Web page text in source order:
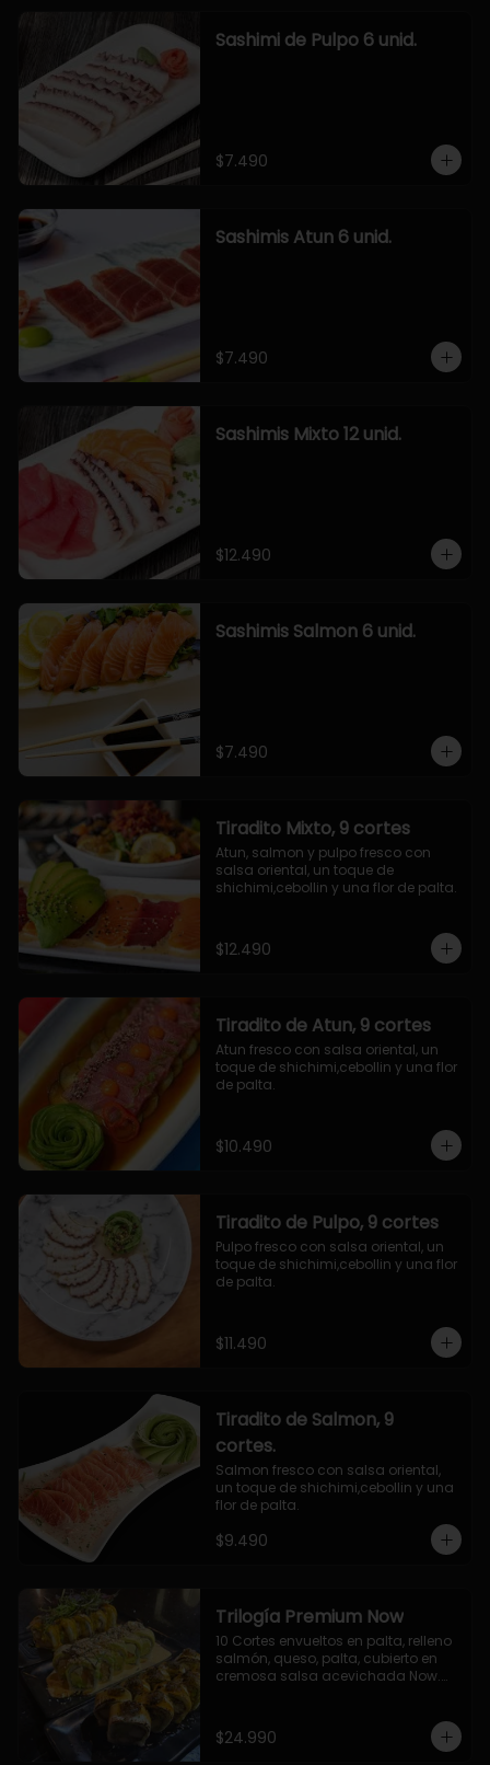
Sashimi de Pulpo 6 unid.
$7.490
Sashimis Atun 6 unid.
$7.490
Sashimis Mixto 12 unid.
$12.490
Sashimis Salmon 6 unid.
$7.490
Tiradito Mixto, 9 cortes
Atun, salmon y pulpo fresco con
salsa oriental, un toque de
shichimi,cebollin y una flor de palta.
$12.490
Tiradito de Atun, 9 cortes
Atun fresco con salsa oriental, un
toque de shichimi,cebollin y una flor
de palta.
$10.490
Tiradito de Pulpo, 9 cortes
Pulpo fresco con salsa oriental, un
toque de shichimi,cebollin y una flor
de palta.
$11.490
Tiradito de Salmon, 9
cortes.
Salmon fresco con salsa oriental,
un toque de shichimi,cebollin y una
flor de palta.
$9.490
Trilogía Premium Now
10 Cortes envueltos en palta, relleno
salmón, queso, palta, cubierto en
cremosa salsa acevichada Now.
palta, cubierto con topping de
chimichurri de la casa flambeado.
$24.990